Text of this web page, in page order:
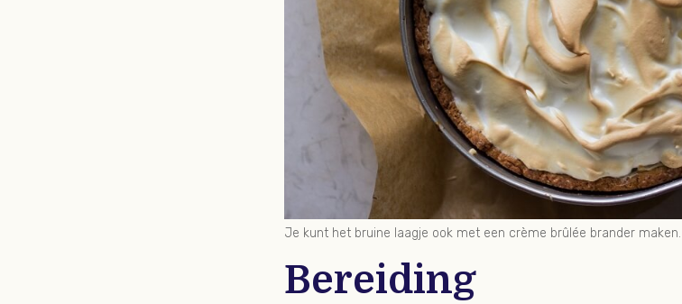
Je kunt het bruine laagje ook met een crème brûlée brander maken.
Bereiding